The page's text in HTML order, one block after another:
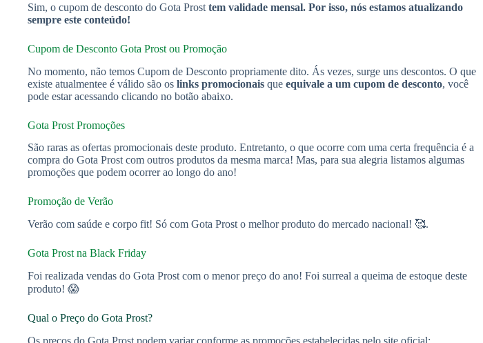
Sim, o cupom de desconto do Gota Prost tem validade mensal. Por isso, nós estamos atualizando
sempre este conteúdo!
Cupom de Desconto Gota Prost ou Promoção
No momento, não temos Cupom de Desconto propriamente dito. Ás vezes, surge uns descontos. O que
existe atualmentee é válido são os links promocionais que equivale a um cupom de desconto, você
pode estar acessando clicando no botão abaixo.
Gota Prost Promoções
São raras as ofertas promocionais deste produto. Entretanto, o que ocorre com uma certa frequência é a
compra do Gota Prost com outros produtos da mesma marca! Mas, para sua alegria listamos algumas
promoções que podem ocorrer ao longo do ano!
Promoção de Verão
Verão com saúde e corpo fit! Só com Gota Prost o melhor produto do mercado nacional! 🥰.
Gota Prost na Black Friday
Foi realizada vendas do Gota Prost com o menor preço do ano! Foi surreal a queima de estoque deste
produto! 😱
Qual o Preço do Gota Prost?
Os preços do Gota Prost podem variar conforme as promoções estabelecidas pelo site oficial: